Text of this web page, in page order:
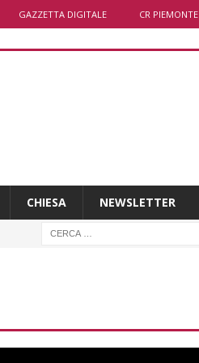
GAZZETTA DIGITALE CR PIEMONTE
CHIESA NEWSLETTER